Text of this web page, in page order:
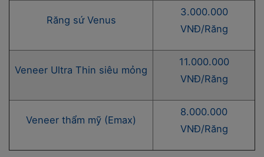
Răng sứ Venus
3.000.000
VNĐ/Răng
Veneer Ultra Thin siêu mỏng
11.000.000
VNĐ/Răng
Veneer thẩm mỹ (Emax)
8.000.000
VNĐ/Răng